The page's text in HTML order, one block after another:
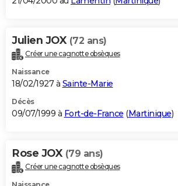
Julien JOX (72 ans)
Créer une cagnotte obsèques
Naissance
18/02/1927 à Sainte-Marie
Décès
09/07/1999 à Fort-de-France (Martinique)
Rose JOX (79 ans)
Créer une cagnotte obsèques